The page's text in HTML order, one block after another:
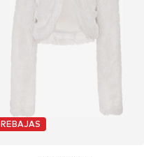
REBAJAS